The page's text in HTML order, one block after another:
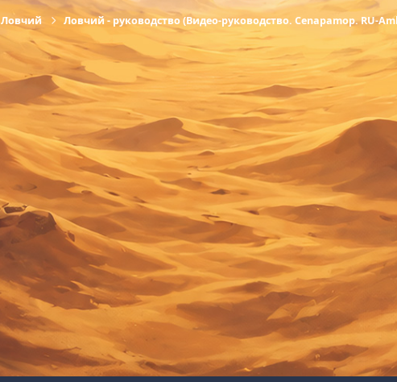
Ловчий Ловчий - руководство (Видео-руководство. Cenapamop. RU-